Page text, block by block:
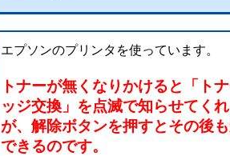
エプソンのプリンタを使っています。
トナーが無くなりかけると「ト
ッジ交換」を点滅で知らせてく
が、解除ボタンを押すとその後
できるのです。